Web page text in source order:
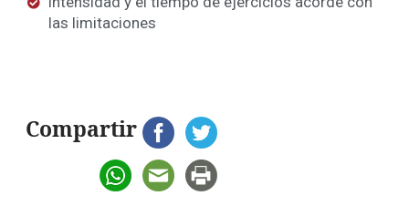
las limitaciones
Compartir